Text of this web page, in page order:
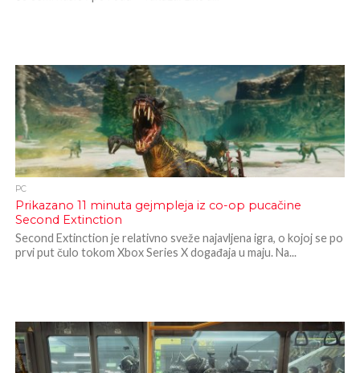
PC
Prikazano 11 minuta gejmpleja iz co-op pucačine
Second Extinction
Second Extinction je relativno sveže najavljena igra, o kojoj se po
prvi put čulo tokom Xbox Series X događaja u maju. Na...